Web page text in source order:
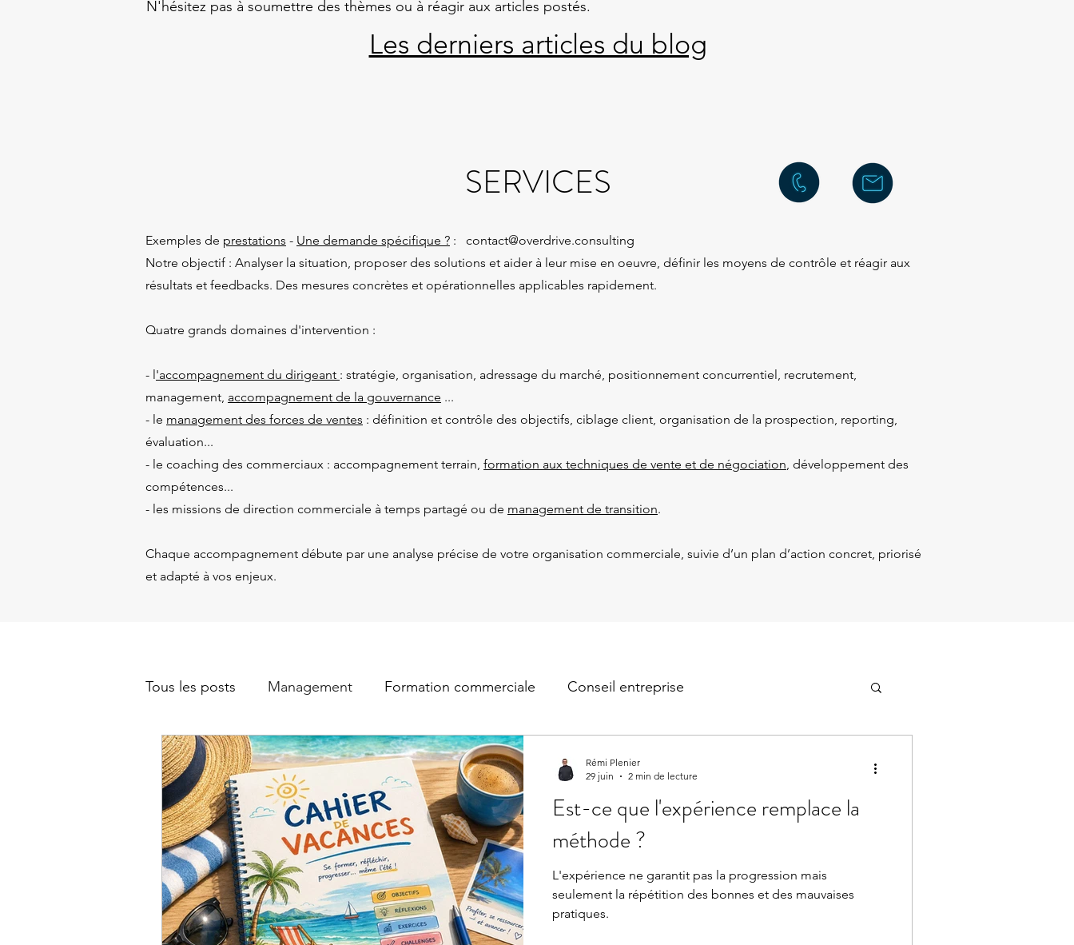
N'hésitez pas à soumettre des thèmes ou à réagir aux articles postés.
Les derniers articles du blog
SERVICES
Exemples de prestations - Une demande spécifique ? : contact@overdrive.consulting
Notre objectif : Analyser la situation, proposer des solutions et aider à leur mise en oeuvre, définir les moyens de contrôle et réagir aux
résultats et feedbacks. Des mesures concrètes et opérationnelles applicables rapidement.
Quatre grands domaines d'intervention :
- l'accompagnement du dirigeant : stratégie, organisation, adressage du marché, positionnement concurrentiel, recrutement,
management, accompagnement de la gouvernance ...
- le management des forces de ventes : définition et contrôle des objectifs, ciblage client, organisation de la prospection, reporting,
évaluation...
- le coaching des commerciaux : accompagnement terrain, formation aux techniques de vente et de négociation, développement des
compétences...
- les missions de direction commerciale à temps partagé ou de management de transition.
Chaque accompagnement débute par une analyse précise de votre organisation commerciale, suivie d’un plan d’action concret, priorisé
et adapté à vos enjeux.
Tous les posts Management Formation commerciale Conseil entreprise
Est-ce que l'expérience remplace la
méthode ?
L'expérience ne garantit pas la progression mais
seulement la répétition des bonnes et des mauvaises
pratiques.
Rémi Plenier
29 juin
2 min de lecture